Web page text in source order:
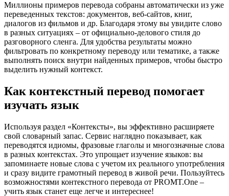
Миллионы примеров перевода собраны автоматически из уже
переведенных текстов: документов, веб-сайтов, книг,
диалогов из фильмов и др. Благодаря этому вы увидите слово
в разных ситуациях – от официально-делового стиля до
разговорного сленга. Для удобства результаты можно
фильтровать по конкретному переводу или тематике, а также
выполнять поиск внутри найденных примеров, чтобы быстро
выделить нужный контекст.
Как контекстный перевод помогает
изучать язык
Используя раздел «Контексты», вы эффективно расширяете
свой словарный запас. Сервис наглядно показывает, как
переводятся идиомы, фразовые глаголы и многозначные слова
в разных контекстах. Это упрощает изучение языков: вы
запоминаете новые слова с учетом их реального употребления
и сразу видите грамотный перевод в живой речи. Пользуйтесь
возможностями контекстного перевода от PROMT.One –
учить язык станет еще легче и интереснее!